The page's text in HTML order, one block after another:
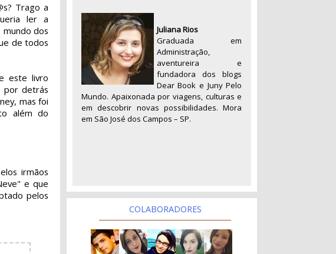
Trago a
ler a
dos
de todos
este livro
por detrás
mas foi
além do
irmãos
e que
pelos
Juliana Rios
Graduada em
Administração,
aventureira e
fundadora dos blogs
Dear Book e Juny Pelo
Mundo. Apaixonada por viagens, culturas e
em descobrir novas possibilidades. Mora
em São José dos Campos – SP.
COLABORADORES